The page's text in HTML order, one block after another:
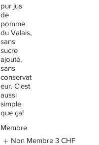
pur jus
de
pomme
du Valais,
sans
sucre
ajouté,
sans
conservat
eur. C'est
aussi
simple
que ça!
Membre
Non Membre 3 CHF